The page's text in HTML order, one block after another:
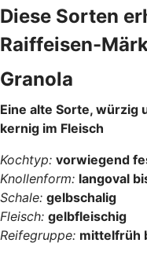
Diese Sorten
Raiffeisen-
Granola
Eine alte Sorte, würzig
kernig im Fleisch
Kochtyp: vorwiegend
Knollenform: langoval
Schale: gelbschalig
Fleisch: gelbfleischig
Reifegruppe: mittelfrüh